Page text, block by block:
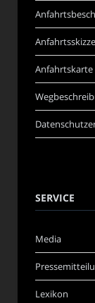
Anfahrtskarte
SERVICE
Media
Lexikon